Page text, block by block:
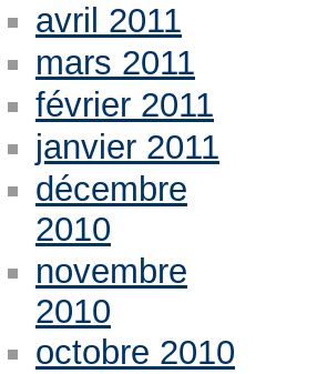
avril 2011
mars 2011
février 2011
janvier 2011
décembre
2010
novembre
2010
octobre 2010